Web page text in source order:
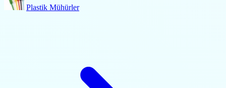
Plastik Mühürler